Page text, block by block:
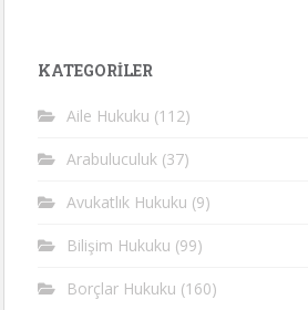
KATEGORİLER
Aile Hukuku (112)
Arabuluculuk (37)
Avukatlık Hukuku (9)
Bilişim Hukuku (99)
Borçlar Hukuku (160)